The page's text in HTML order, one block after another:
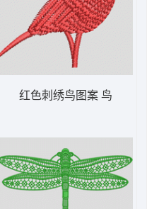
红色刺绣鸟图案 鸟